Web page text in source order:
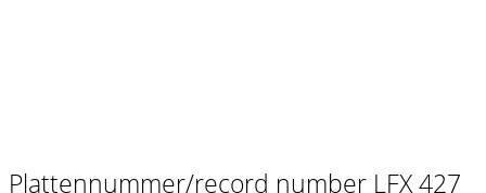
Plattennummer/record number LFX 427